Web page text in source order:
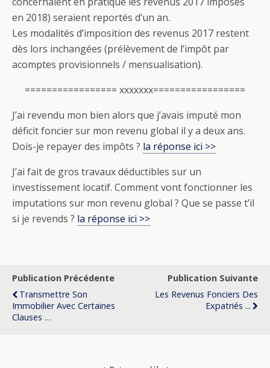
en 2018) seraient reportés d’un an.
Les modalités d’imposition des revenus 2017 restent
dès lors inchangées (prélèvement de l’impôt par
acomptes provisionnels / mensualisation).
================= xxxxxxx=================
J’ai revendu mon bien alors que j’avais imputé mon
déficit foncier sur mon revenu global il y a deux ans.
Dois-je repayer des impôts ? la réponse ici >>
J’ai fait de gros travaux déductibles sur un
investissement locatif. Comment vont fonctionner les
imputations sur mon revenu global ? Que se passe t’il
si je revends ? la réponse ici >>
Publication Précédente
Transmettre Son
Immobilier Avec Certaines
Clauses …
Publication Suivante
Les Revenus Fonciers Des
Expatriés ...